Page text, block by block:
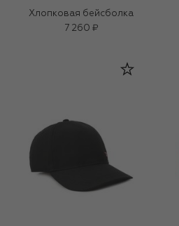
Хлопковая бейсболка
7 260 ₽